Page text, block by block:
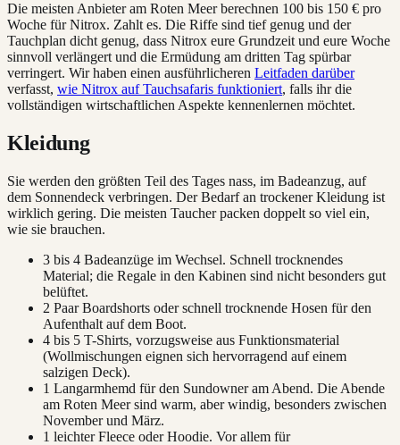
Die meisten Anbieter am Roten Meer berechnen 100 bis 150 € pro
Woche für Nitrox. Zahlt es. Die Riffe sind tief genug und der
Tauchplan dicht genug, dass Nitrox eure Grundzeit und eure Woche
sinnvoll verlängert und die Ermüdung am dritten Tag spürbar
verringert. Wir haben einen ausführlicheren Leitfaden darüber
verfasst, wie Nitrox auf Tauchsafaris funktioniert, falls ihr die
vollständigen wirtschaftlichen Aspekte kennenlernen möchtet.
Kleidung
Sie werden den größten Teil des Tages nass, im Badeanzug, auf
dem Sonnendeck verbringen. Der Bedarf an trockener Kleidung ist
wirklich gering. Die meisten Taucher packen doppelt so viel ein,
wie sie brauchen.
3 bis 4 Badeanzüge im Wechsel. Schnell trocknendes
Material; die Regale in den Kabinen sind nicht besonders gut
belüftet.
2 Paar Boardshorts oder schnell trocknende Hosen für den
Aufenthalt auf dem Boot.
4 bis 5 T-Shirts, vorzugsweise aus Funktionsmaterial
(Wollmischungen eignen sich hervorragend auf einem
salzigen Deck).
1 Langarmhemd für den Sundowner am Abend. Die Abende
am Roten Meer sind warm, aber windig, besonders zwischen
November und März.
1 leichter Fleece oder Hoodie. Vor allem für